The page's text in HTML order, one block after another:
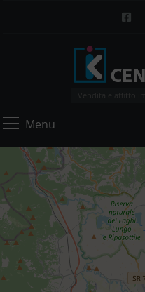
Vendita e affitto
Menu